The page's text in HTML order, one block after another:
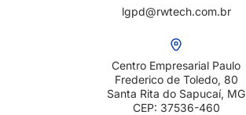
lgpd@rwtech.com.br
Centro Empresarial Paulo
Frederico de Toledo, 80
Santa Rita do Sapucaí, MG
CEP: 37536-460